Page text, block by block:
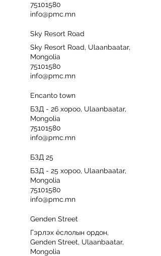
75101580
info@pmc.mn
Sky Resort Road
Sky Resort Road, Ulaanbaatar,
Mongolia
75101580
info@pmc.mn
Encanto town
БЗД - 26 хороо, Ulaanbaatar,
Mongolia
75101580
info@pmc.mn
БЗД 25
БЗД - 25 хороо, Ulaanbaatar,
Mongolia
75101580
info@pmc.mn
Genden Street
Гэрлэх ёслолын ордон,
Genden Street, Ulaanbaatar,
Mongolia